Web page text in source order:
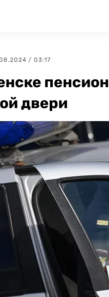
/ 03:17
двери